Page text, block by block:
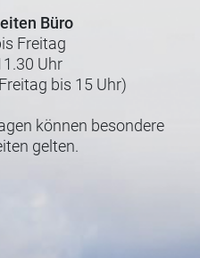
Büro
Freitag
Uhr
bis 15 Uhr)
können besondere
gelten.